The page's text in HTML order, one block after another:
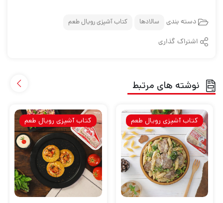
دسته بندی سالادها کتاب آشپزی رویال طعم
اشتراک گذاری
نوشته های مرتبط
کتاب آشپزی رویال طعم کتاب آشپزی رویال طعم